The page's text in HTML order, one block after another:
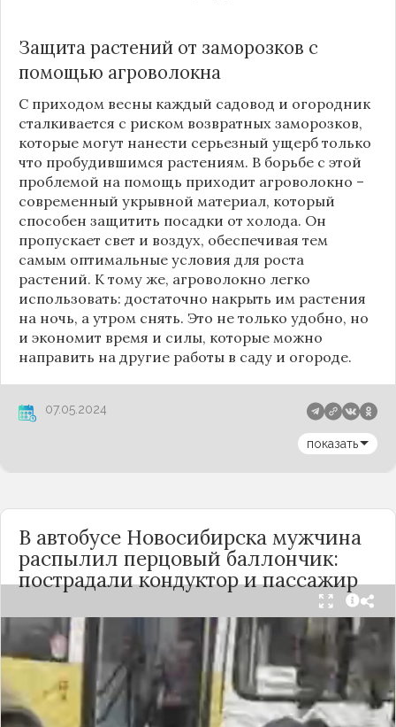
Защита растений от заморозков с
помощью агроволокна
С приходом весны каждый садовод и огородник
сталкивается с риском возвратных заморозков,
которые могут нанести серьезный ущерб только
что пробудившимся растениям. В борьбе с этой
проблемой на помощь приходит агроволокно –
современный укрывной материал, который
способен защитить посадки от холода. Он
пропускает свет и воздух, обеспечивая тем
самым оптимальные условия для роста
растений. К тому же, агроволокно легко
использовать: достаточно накрыть им растения
на ночь, а утром снять. Это не только удобно, но
и экономит время и силы, которые можно
направить на другие работы в саду и огороде.
07.05.2024
показать
В автобусе Новосибирска мужчина
распылил перцовый баллончик:
пострадали кондуктор и пассажир
Вечером 24 сентября в салоне автобуса маршрута
№18 в Новосибирске произошёл инцидент с
применением перцового баллончика. Как
сообщили очевидцы в
Telegram-канале
«Инцидент Новосибирск», неизвестный